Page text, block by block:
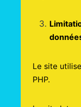
Le site
PHP.